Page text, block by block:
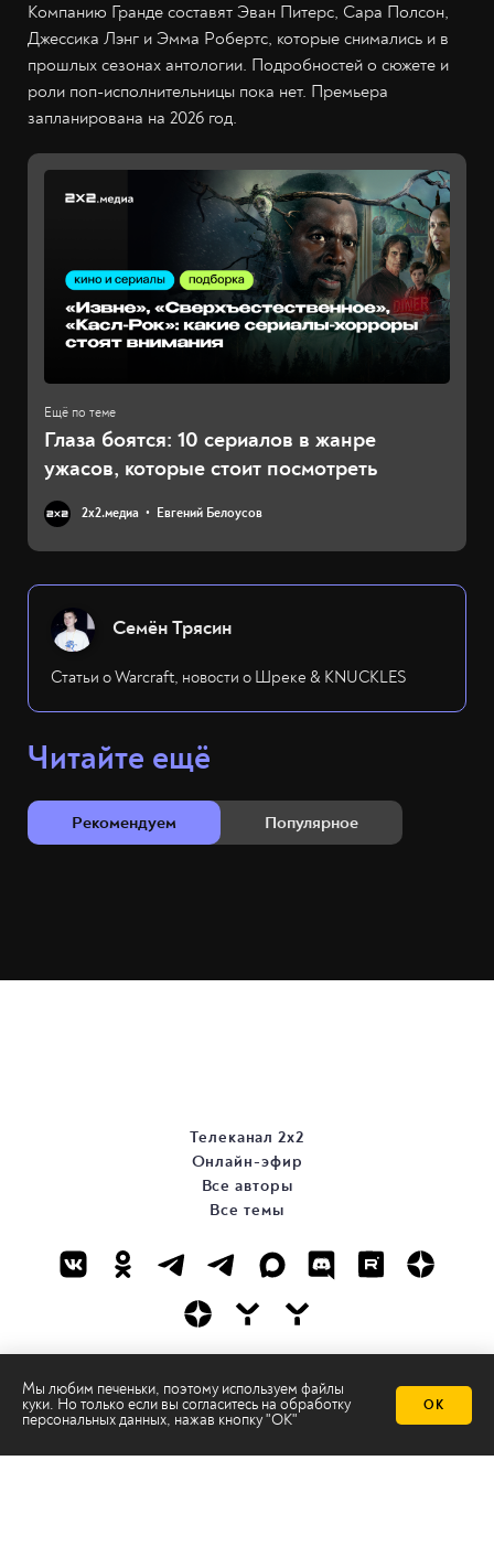
Компанию Гранде составят Эван Питерс, Сара Полсон,
Джессика Лэнг и Эмма Робертс, которые снимались и в
прошлых сезонах антологии. Подробностей о сюжете и
роли поп-исполнительницы пока нет. Премьера
запланирована на 2026 год.
Глаза боятся: 10 сериалов в жанре
ужасов, которые стоит посмотреть
2х2.медиа Евгений Белоусов
Семён Трясин
Статьи о Warcraft, новости о Шреке & KNUCKLES
Читайте ещё
Рекомендуем Популярное
Мы любим печеньки, поэтому используем файлы
куки. Но только если вы согласитесь на обработку
персональных данных, нажав кнопку "ОК"
ОК
Телеканал 2х2
Онлайн-эфир
Все авторы
Все темы
Правовая информация